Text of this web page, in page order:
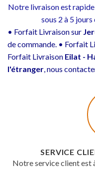
Notre livraison est
sous 2 à 5
• Forfait Livraison sur
de commande. • Forfait
Forfait Livraison Eilat -
l'étranger, nous
SERVICE
Notre service client est